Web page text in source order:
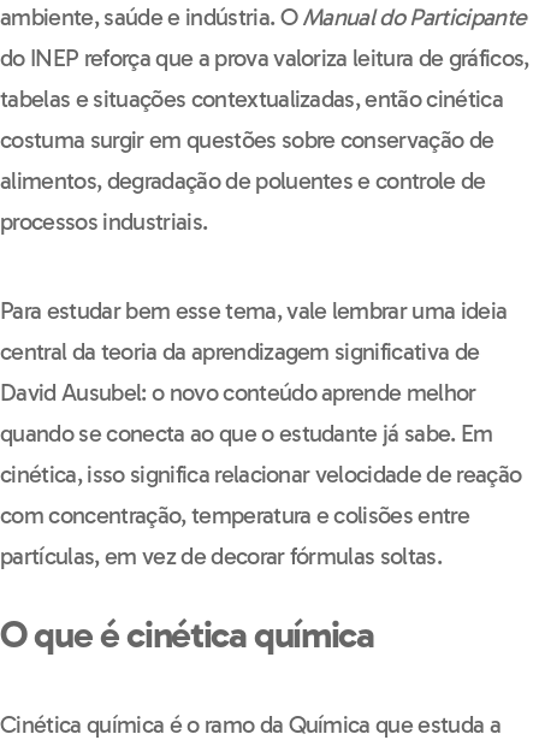
ambiente, saúde e indústria. OManual do Participante
do INEP reforça que a prova valoriza leitura de gráficos,
tabelas e situações contextualizadas, então cinética
costuma surgir em questões sobre conservação de
alimentos, degradação de poluentes e controle de
processos industriais.
Para estudar bem esse tema, vale lembrar uma ideia
central da teoria da aprendizagem significativa de
David Ausubel: o novo conteúdo aprende melhor
quando se conecta ao que o estudante já sabe. Em
cinética, isso significa relacionar velocidade de reação
com concentração, temperatura e colisões entre
partículas, em vez de decorar fórmulas soltas.
O que é cinética química
Cinética química é o ramo da Química que estuda a